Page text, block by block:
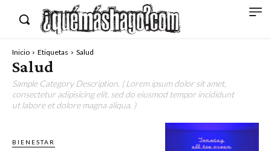
Inicio Etiquetas Salud
Salud
Sample Category Description. ( Lorem ipsum dolor sit amet,
consectetur adipisicing elit, sed do eiusmod tempor incididunt
ut labore et dolore magna aliqua. )
BIENESTAR